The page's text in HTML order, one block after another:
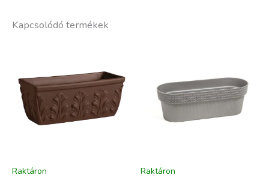
Kapcsolódó termékek
Raktáron Raktáron